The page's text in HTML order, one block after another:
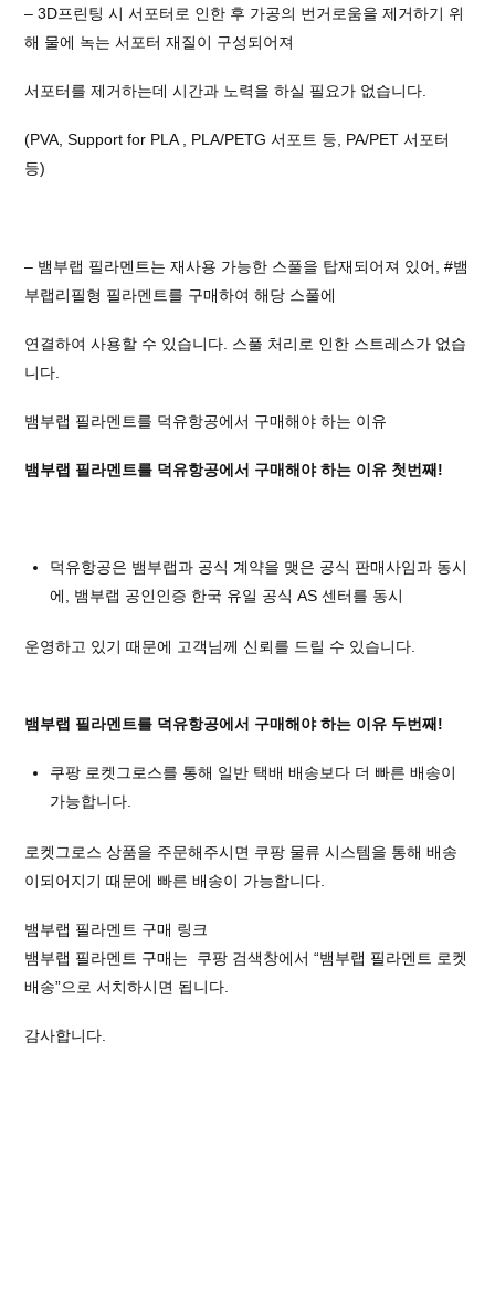
– 3D프린팅 시 서포터로 인한 후 가공의 번거로움을 제거하기 위
해 물에 녹는 서포터 재질이 구성되어져
서포터를 제거하는데 시간과 노력을 하실 필요가 없습니다.
(PVA, Support for PLA , PLA/PETG 서포트 등, PA/PET 서포터
등)
– 뱀부랩 필라멘트는 재사용 가능한 스풀을 탑재되어져 있어,#뱀
부랩리필형 필라멘트를 구매하여 해당 스풀에
연결하여 사용할 수 있습니다. 스풀 처리로 인한 스트레스가 없습
니다.
뱀부랩 필라멘트를 덕유항공에서 구매해야 하는 이유
뱀부랩 필라멘트를 덕유항공에서 구매해야 하는 이유 첫번째!
덕유항공은 뱀부랩과 공식 계약을 맺은 공식 판매사임과 동시
에, 뱀부랩 공인인증 한국 유일 공식 AS 센터를 동시
운영하고 있기 때문에 고객님께 신뢰를 드릴 수 있습니다.
뱀부랩 필라멘트를 덕유항공에서 구매해야 하는 이유 두번째!
쿠팡 로켓그로스를 통해 일반 택배 배송보다 더 빠른 배송이
가능합니다.
로켓그로스 상품을 주문해주시면 쿠팡 물류 시스템을 통해 배송
이되어지기 때문에 빠른 배송이 가능합니다.
뱀부랩 필라멘트 구매 링크
뱀부랩 필라멘트 구매는 쿠팡 검색창에서 “뱀부랩 필라멘트 로켓
배송”으로 서치하시면 됩니다.
감사합니다.